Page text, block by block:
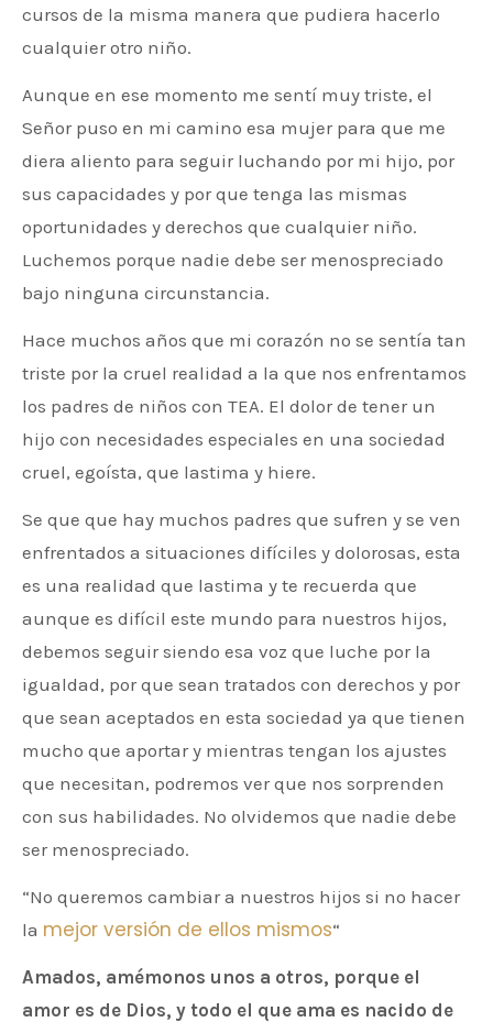
cursos de la misma manera que pudiera hacerlo
cualquier otro niño.
Aunque en ese momento me sentí muy triste, el
Señor puso en mi camino esa mujer para que me
diera aliento para seguir luchando por mi hijo, por
sus capacidades y por que tenga las mismas
oportunidades y derechos que cualquier niño.
Luchemos porque nadie debe ser menospreciado
bajo ninguna circunstancia.
Hace muchos años que mi corazón no se sentía tan
triste por la cruel realidad a la que nos enfrentamos
los padres de niños con TEA. El dolor de tener un
hijo con necesidades especiales en una sociedad
cruel, egoísta, que lastima y hiere.
Se que que hay muchos padres que sufren y se ven
enfrentados a situaciones difíciles y dolorosas, esta
es una realidad que lastima y te recuerda que
aunque es difícil este mundo para nuestros hijos,
debemos seguir siendo esa voz que luche por la
igualdad, por que sean tratados con derechos y por
que sean aceptados en esta sociedad ya que tienen
mucho que aportar y mientras tengan los ajustes
que necesitan, podremos ver que nos sorprenden
con sus habilidades. No olvidemos que nadie debe
ser menospreciado.
“No queremos cambiar a nuestros hijos si no hacer
la mejor versión de ellos mismos“
Amados, amémonos unos a otros, porque el
amor es de Dios, y todo el que ama es nacido de